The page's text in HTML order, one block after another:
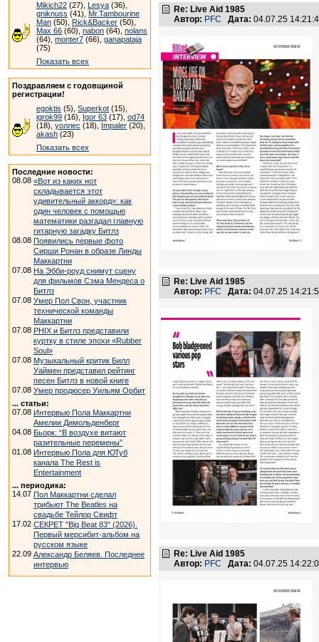
Mikich22 (27), Lesya (36),
gniknuss (41), Mr.Tambourine
Man (50), Rick&Backer (50),
Max 66 (60), nabon (64), nolans
(64), monter7 (66), ganapataja
(75)
Показать всех
Поздравляем с годовщиной
регистрации!
egoktis (5), Superkot (15),
igrok99 (16), Igor 63 (17), od74
(18), уоллес (18), Impaler (20),
akash (23)
Показать всех
Последние новости:
08.08 «Вот из каких нот
складывается этот
удивительный аккорд»: как
один человек с помощью
математики разгадал главную
гитарную загадку Битлз
08.08 Появились первые фото
Сирши Ронан в образе Линды
Маккартни
07.08 На Эбби-роуд снимут сцену
для фильмов Сэма Мендеса о
Битлз
07.08 Умер Пол Свон, участник
технической команды
Маккартни
07.08 PHIX и Битлз представили
куртку в стиле эпохи «Rubber
Soul»
07.08 Музыкальный критик Билл
Уаймен представил рейтинг
песен Битлз в новой книге
07.08 Умер продюсер Уильям Орбит
... статьи:
07.08 Интервью Пола Маккартни
Амелии Димольденберг
04.08 Бьорк: “В воздухе витают
разительные перемены”
01.08 Интервью Пола для ЮТуб
канала The Rest is
Entertainment
... периодика:
14.07 Пол Маккартни сделал
трибьют The Beatles на
свадьбе Тейлор Свифт
17.02 СЕКРЕТ "Big Beat 83" (2026).
Первый мерсибит-альбом на
русском языке
22.09 Александр Беляев. Последнее
интервью
Re: Live Aid 1985
Автор: PFC Дата: 04.07.25
Re: Live Aid 1985
Автор: PFC Дата: 04.07.25
Re: Live Aid 1985
Автор: PFC Дата: 04.07.25